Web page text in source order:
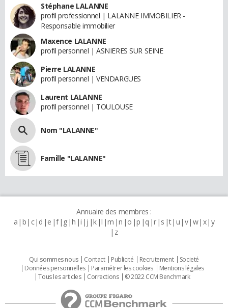
Stéphane LALANNE
profil professionnel | LALANNE IMMOBILIER -
Responsable immobilier
Maxence LALANNE
profil personnel | ASNIERES SUR SEINE
Pierre LALANNE
profil personnel | VENDARGUES
Laurent LALANNE
profil personnel | TOULOUSE
Nom "LALANNE"
Famille "LALANNE"
Annuaire des membres :
a b c d e f g h i j k l m n o p q r s t u v w x y
z
Qui sommes nous Contact Publicité Recrutement
Societé
Données personnelles
Paramétrer les cookies
Mentions légales
Tous les articles
Corrections © 2022 CCM Benchmark